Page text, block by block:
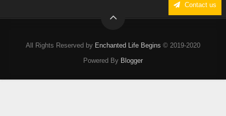
Contact us
All Rights Reserved by Enchanted Life Begins © 2019-2020
Powered By Blogger